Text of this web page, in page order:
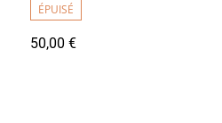
ÉPUISÉ
50,00 €